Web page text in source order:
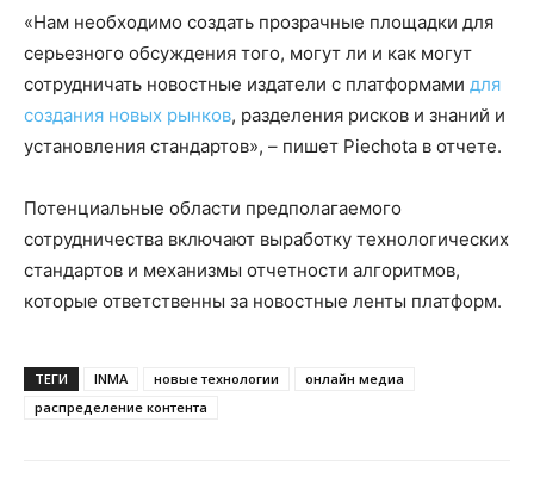
«Нам необходимо создать прозрачные площадки для
серьезного обсуждения того, могут ли и как могут
сотрудничать новостные издатели с платформами для
создания новых рынков, разделения рисков и знаний и
установления стандартов», – пишет Piechota в отчете.
Потенциальные области предполагаемого
сотрудничества включают выработку технологических
стандартов и механизмы отчетности алгоритмов,
которые ответственны за новостные ленты платформ.
ТЕГИ INMA новые технологии
онлайн медиа
распределение контента